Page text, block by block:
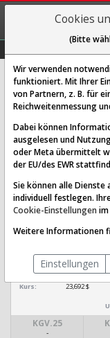
Netgear
Analyse
SCORING SYSTEMS:
Qualitäts-Check
Robustheits-Check
Qualitäts-Check:Ist die
Netgear
Börsenwert: 638,458 Mio. $
Kurs:
23,692 $
KGV.25
-
Cookies
(Bitte
Wir verwenden
funktioniert. Mit Ihrer
von Partnern, z. B. für
Reichweitenmessung
Dabei können
ausgelesen und
oder Meta übermittelt
der EU/des EWR
Sie können alle Dienste
individuell festlegen.
Cookie-Einstellungen
Weitere Informationen
Einstellungen